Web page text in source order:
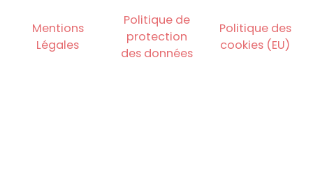
Mentions
Légales
Politique de
protection
des données
Politique des
cookies (EU)